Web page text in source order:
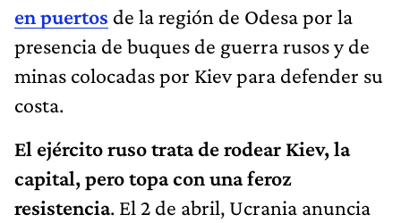
en puertos de la región de Odesa por la
presencia de buques de guerra rusos y de
minas colocadas por Kiev para defender su
costa.
El ejército ruso trata de rodear Kiev, la
capital, pero topa con una feroz
resistencia. El 2 de abril, Ucrania anuncia